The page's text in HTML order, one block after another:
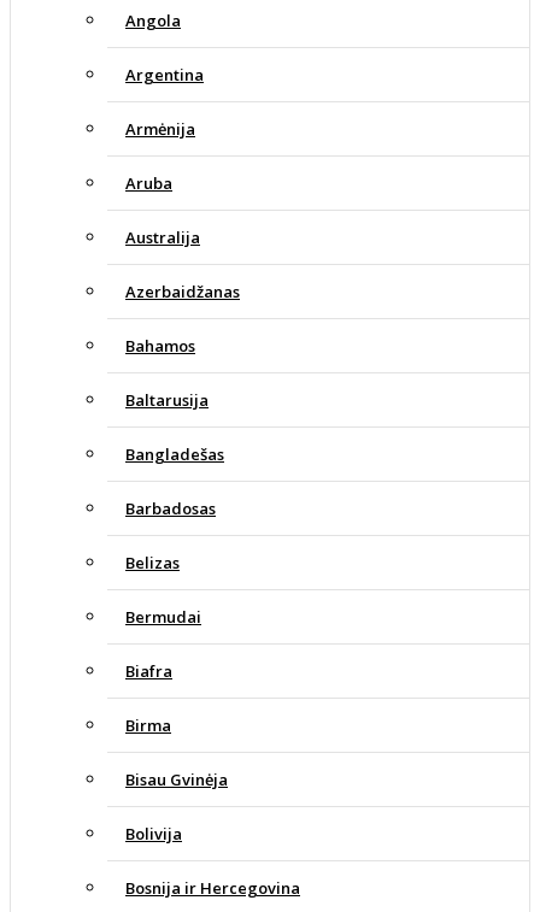
Angola
Argentina
Armėnija
Aruba
Australija
Azerbaidžanas
Bahamos
Baltarusija
Bangladešas
Barbadosas
Belizas
Bermudai
Biafra
Birma
Bisau Gvinėja
Bolivija
Bosnija ir Hercegovina